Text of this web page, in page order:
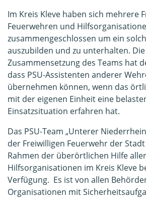
Im Kreis Kleve haben sich mehrere
Feuerwehren und
zusammengeschlossen um ein
auszubilden und zu unterhalten.
Zusammensetzung des Teams hat
dass PSU-Assistenten anderer
übernehmen können, wenn das
mit der eigenen Einheit eine
Einsatzsituation erfahren hat.
Das PSU-Team „Unterer
der Freiwilligen Feuerwehr der
Rahmen der überörtlichen Hilfe
Hilfsorganisationen im Kreis Kleve
Verfügung. Es ist von allen
Organisationen mit